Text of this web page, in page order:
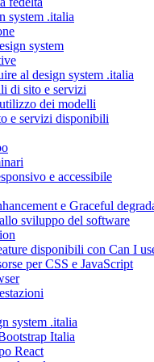
system .italia
system
al design system .italia
di sito e servizi
dei modelli
e servizi disponibili
e accessibile
e Graceful
sviluppo del software
disponibili con Can I
per CSS e JavaScript
system .italia
Italia
React